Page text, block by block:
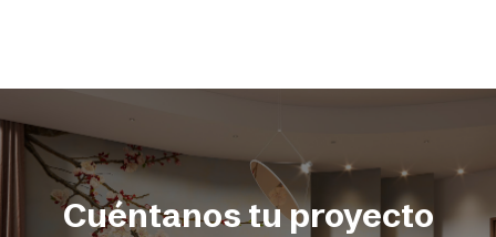
Cuéntanos tu proyecto